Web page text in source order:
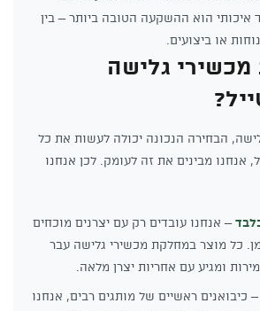
איכותי הוא ההשקעה הטובה ביותר – בין
או ביצועים.
גלישה
הבחירה הנכונה יכולה לעשות את כל
אנחנו מבינים את זה לעומק. לכן אנחנו
– אנחנו עובדים רק עם יצרנים מוכחים
כל מוצר במחלקת מכשירי גלישה עבר
ומגיע עם אחריות יצרן מלאה.
– כיבואנים ראשיים של מותגים רבים, אנחנו